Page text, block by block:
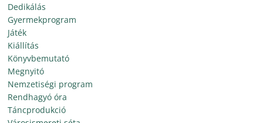
Dedikálás
Gyermekprogram
Játék
Kiállítás
Könyvbemutató
Megnyitó
Nemzetiségi program
Rendhagyó óra
Táncprodukció